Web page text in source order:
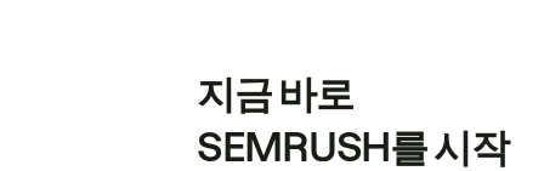
지금 바로
SEMRUSH를 시작